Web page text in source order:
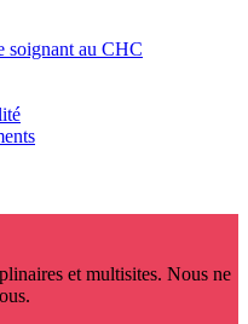
soignant au CHC
et multisites. Nous ne